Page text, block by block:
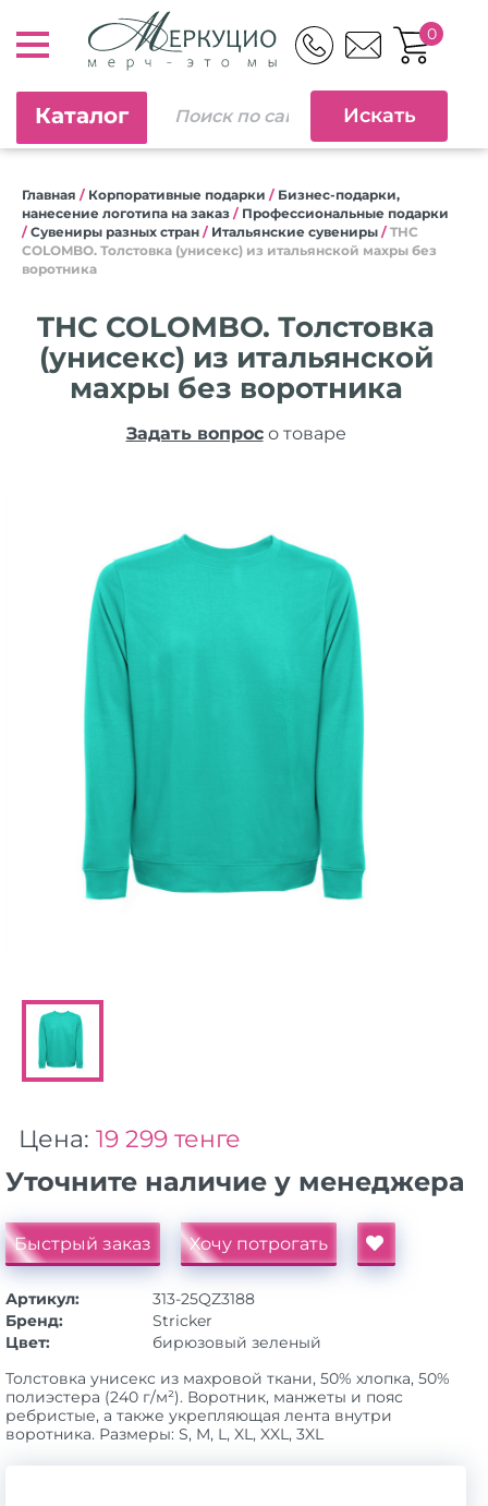
0
Каталог
Главная / Корпоративные подарки / Бизнес-подарки,
нанесение логотипа на заказ / Профессиональные подарки
/ Сувениры разных стран / Итальянские сувениры / THC
COLOMBO. Толстовка (унисекс) из итальянской махры без
воротника
THC COLOMBO. Толстовка
(унисекс) из итальянской
махры без воротника
Задать вопросо товаре
Цена: 19 299 тенге
Уточните наличие у менеджера
Быстрый заказ Хочу потрогать
Артикул:
313-25QZ3188
Бренд:
Stricker
Цвет:
бирюзовый зеленый
Толстовка унисекс из махровой ткани, 50% хлопка, 50%
полиэстера (240 г/м²). Воротник, манжеты и пояс
ребристые, а также укрепляющая лента внутри
воротника. Размеры: S, M, L, XL, XXL, 3XL